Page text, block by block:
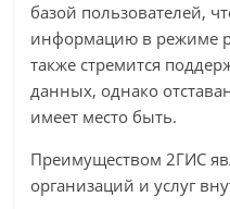
базой пользователей,
информацию в режиме
также стремится
данных, однако
имеет место быть.
Преимуществом 2ГИС
организаций и услуг